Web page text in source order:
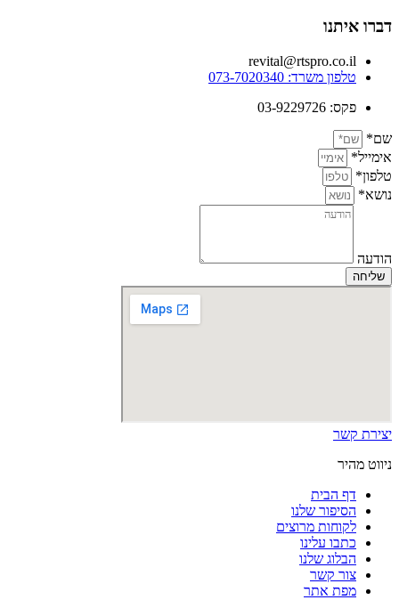
דברו איתנו
revital@rtspro.co.il
טלפון משרד: 073-7020340
פקס: 03-9229726
שם*
אימייל*
טלפון*
נושא*
הודעה
שליחה
יצירת קשר
ניווט מהיר
דף הבית
הסיפור שלנו
לקוחות מרוצים
כתבו עלינו
הבלוג שלנו
צור קשר
מפת אתר